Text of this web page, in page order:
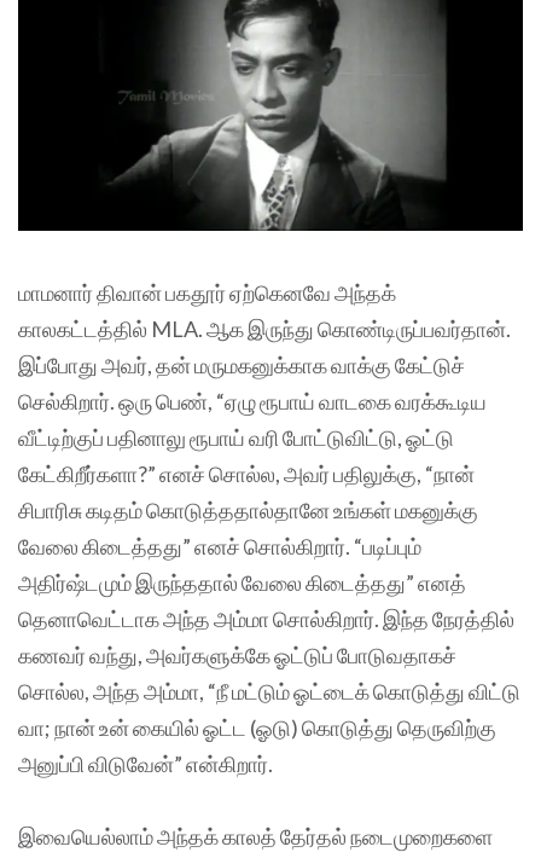
மாமனார் திவான் பகதூர் ஏற்கெனவே அந்தக்
காலகட்டத்தில் MLA. ஆக இருந்து கொண்டிருப்பவர்தான்.
இப்போது அவர், தன் மருமகனுக்காக வாக்கு கேட்டுச்
செல்கிறார். ஒரு பெண், “ஏழு ரூபாய் வாடகை வரக்கூடிய
வீட்டிற்குப் பதினாலு ரூபாய் வரி போட்டுவிட்டு, ஓட்டு
கேட்கிறீர்களா?” எனச் சொல்ல, அவர் பதிலுக்கு, “நான்
சிபாரிசு கடிதம் கொடுத்ததால்தானே உங்கள் மகனுக்கு
வேலை கிடைத்தது” எனச் சொல்கிறார். “படிப்பும்
அதிர்ஷ்டமும் இருந்ததால் வேலை கிடைத்தது” எனத்
தெனாவெட்டாக அந்த அம்மா சொல்கிறார். இந்த நேரத்தில்
கணவர் வந்து, அவர்களுக்கே ஓட்டுப் போடுவதாகச்
சொல்ல, அந்த அம்மா, “நீ மட்டும் ஓட்டைக் கொடுத்து விட்டு
வா; நான் உன் கையில் ஓட்ட (ஓடு) கொடுத்து தெருவிற்கு
அனுப்பி விடுவேன்” என்கிறார்.
இவையெல்லாம் அந்தக் காலத் தேர்தல் நடைமுறைகளை